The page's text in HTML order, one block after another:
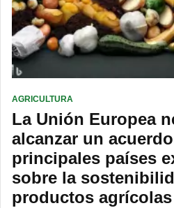
AGRICULTURA
La Unión Europea
alcanzar un
principales países
sobre la
productos agrícolas